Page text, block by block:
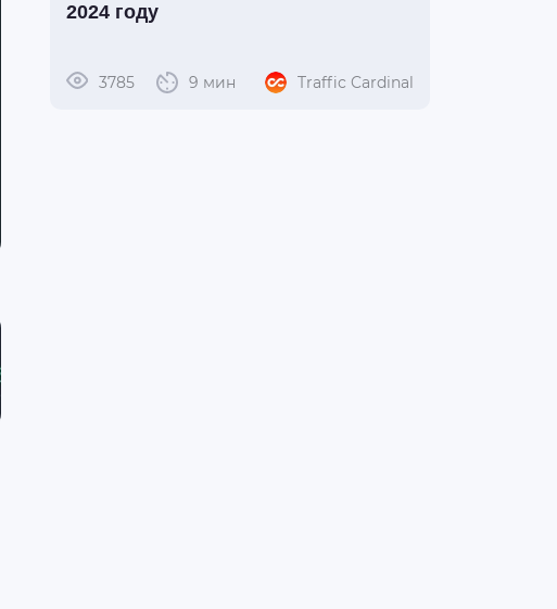
2024 году
3785 9 мин Traffic Cardinal